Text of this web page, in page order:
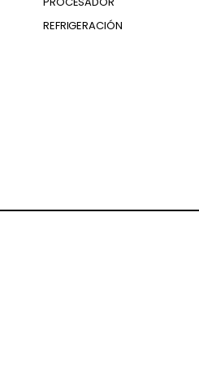
REFRIGERACIÓN